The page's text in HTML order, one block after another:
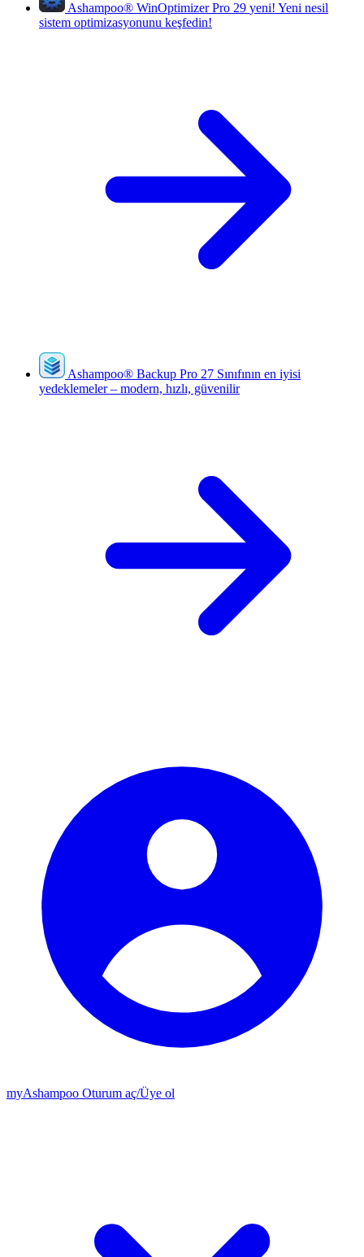
Ashampoo® WinOptimizer Pro 29 yeni! Yeni nesil
sistem optimizasyonunu keşfedin!
Ashampoo® Backup Pro 27 Sınıfının en iyisi
yedeklemeler – modern, hızlı, güvenilir
myAshampoo Oturum aç/Üye ol